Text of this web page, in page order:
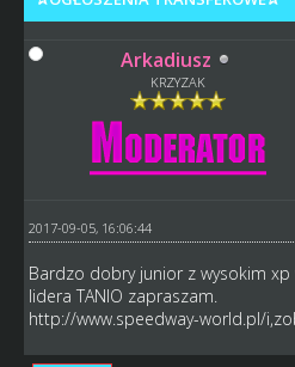
Arkadiusz
KRZYZAK
2017-09-05, 16:06:44
Bardzo dobry junior z wysokim xp
lidera TANIO zapraszam.
http://www.speedway-world.pl/